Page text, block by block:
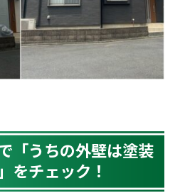
「うちの外壁は塗装
をチェック！